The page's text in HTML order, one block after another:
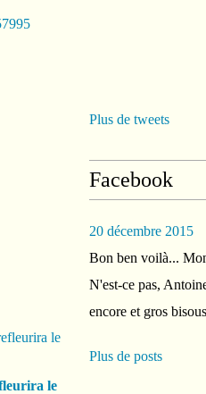
le
Plus de tweets
Facebook
20 décembre 2015
Bon ben voilà...
N'est-ce pas,
encore et gros bisous
Plus de posts